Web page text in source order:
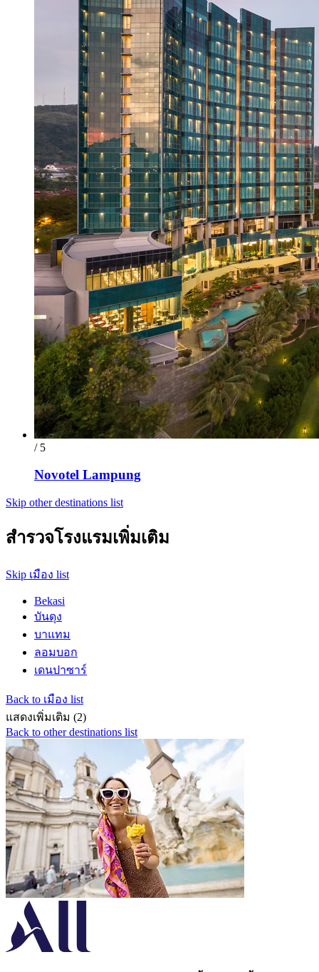
/ 5
Novotel Lampung
Skip other destinations list
สำรวจโรงแรมเพิ่มเติม
Skip เมือง list
Bekasi
บันดุง
บาแทม
ลอมบอก
เดนปาซาร์
Back to เมือง list
แสดงเพิ่มเติม (2)
Back to other destinations list